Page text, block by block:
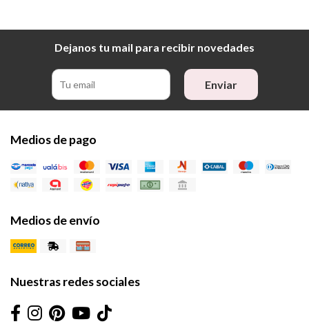
Dejanos tu mail para recibir novedades
Enviar
Medios de pago
Medios de envío
Nuestras redes sociales